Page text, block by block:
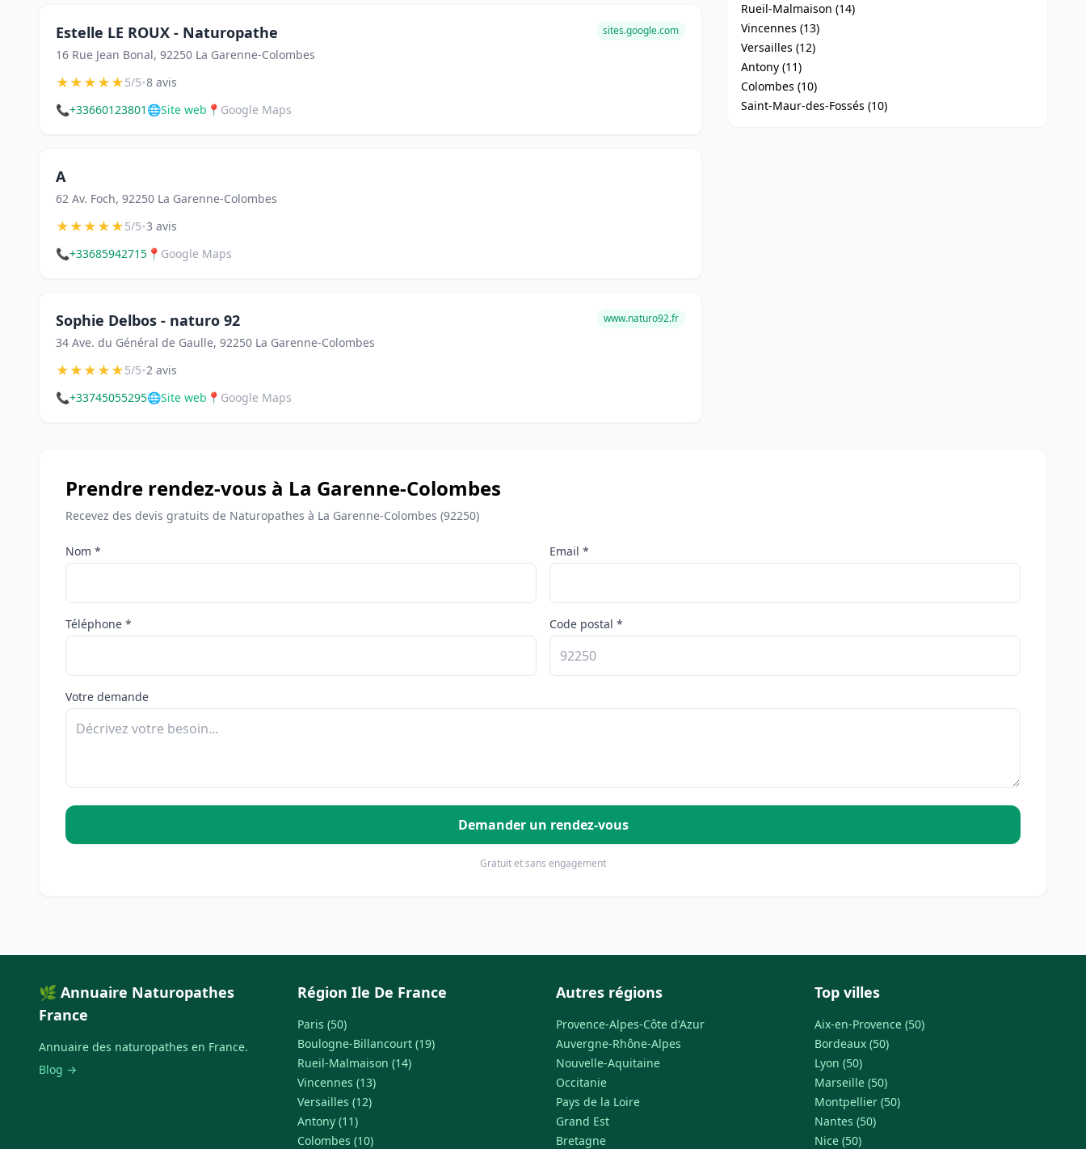
Estelle LE ROUX - Naturopathe
16 Rue Jean Bonal, 92250 La Garenne-Colombes
sites.google.com
★★★★★5/5•8 avis
📞+33660123801 🌐Site web 📍 Google Maps
A
62 Av. Foch, 92250 La Garenne-Colombes
★★★★★5/5•3 avis
📞+33685942715 📍 Google Maps
Sophie Delbos - naturo 92
34 Ave. du Général de Gaulle, 92250 La Garenne-Colombes
www.naturo92.fr
★★★★★5/5•2 avis
📞+33745055295🌐Site web 📍 Google Maps
Rueil-Malmaison (14)
Vincennes (13)
Versailles (12)
Antony (11)
Colombes (10)
Saint-Maur-des-Fossés (10)
Prendre rendez-vous à La Garenne-Colombes
Recevez des devis gratuits de Naturopathes à La Garenne-Colombes (92250)
Nom * Email *
Téléphone * Code postal *
Votre demande
Demander un rendez-vous
Gratuit et sans engagement
🌿 Annuaire Naturopathes
France
Annuaire des naturopathes en France.
Blog →
Région Ile De France
Paris (50)
Boulogne-Billancourt (19)
Rueil-Malmaison (14)
Vincennes (13)
Versailles (12)
Antony (11)
Colombes (10)
Autres régions
Provence-Alpes-Côte d'Azur
Auvergne-Rhône-Alpes
Nouvelle-Aquitaine
Occitanie
Pays de la Loire
Grand Est
Bretagne
Top villes
Aix-en-Provence (50)
Bordeaux (50)
Lyon (50)
Marseille (50)
Montpellier (50)
Nantes (50)
Nice (50)